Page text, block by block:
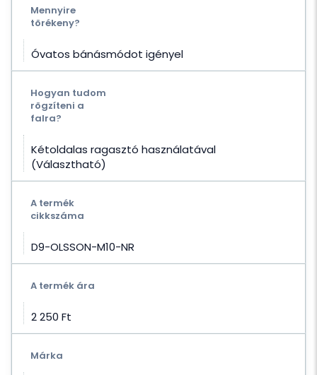
Mennyire
törékeny?
Óvatos bánásmódot igényel
Hogyan tudom
rögzíteni a
falra?
Kétoldalas ragasztó használatával
(Választható)
A termék
cikkszáma
D9-OLSSON-M10-NR
A termék ára
2 250 Ft‎
Márka